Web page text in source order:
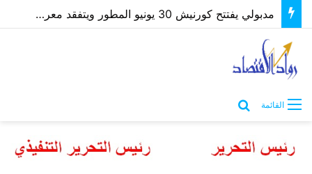
القائمة